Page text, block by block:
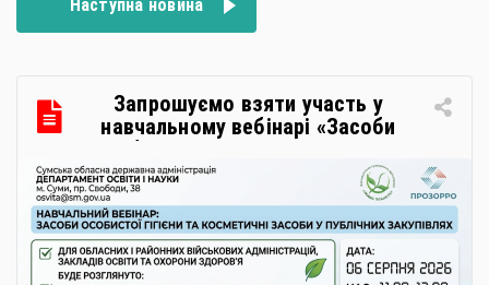
Наступна новина
Запрошуємо взяти участь у
навчальному вебінарі «Засоби
особистої гігієни та косметичні
засоби у публічних закупівлях: як
сформувати вимоги та обрати
безпечну і якісну продукцію»